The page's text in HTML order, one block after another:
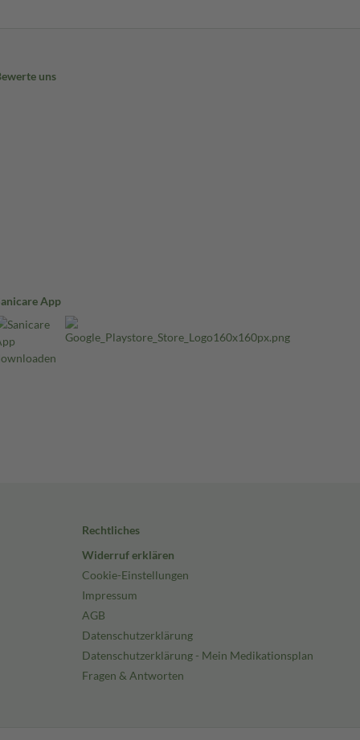
uns
App
Rechtliches
Widerruf erklären
Cookie-Einstellungen
Impressum
AGB
Datenschutzerklärung
Datenschutzerklärung - Mein Medikationsplan
Fragen & Antworten